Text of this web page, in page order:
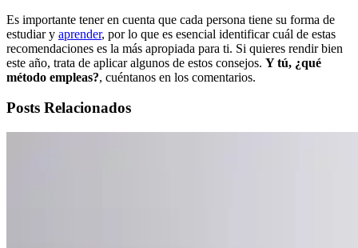
Es importante tener en cuenta que cada persona tiene su forma de
estudiar y aprender, por lo que es esencial identificar cuál de estas
recomendaciones es la más apropiada para ti. Si quieres rendir bien
este año, trata de aplicar algunos de estos consejos. Y tú, ¿qué
método empleas?, cuéntanos en los comentarios.
Posts Relacionados